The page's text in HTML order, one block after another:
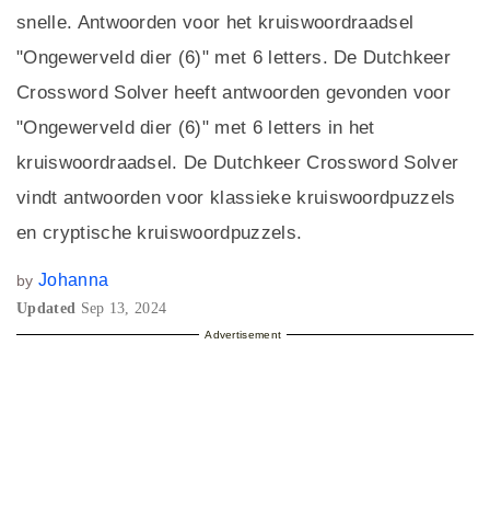
snelle. Antwoorden voor het kruiswoordraadsel
"Ongewerveld dier (6)" met 6 letters. De Dutchkeer
Crossword Solver heeft antwoorden gevonden voor
"Ongewerveld dier (6)" met 6 letters in het
kruiswoordraadsel. De Dutchkeer Crossword Solver
vindt antwoorden voor klassieke kruiswoordpuzzels
en cryptische kruiswoordpuzzels.
by Johanna
Updated Sep 13, 2024
Advertisement